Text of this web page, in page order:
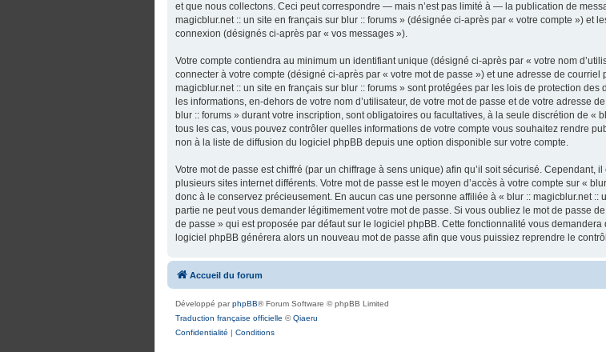
et que nous collectons. Ceci peut correspondre — mais n’est pas limité à — la publication de
magicblur.net :: un site en français sur blur :: forums » (désignée ci-après par « votre compte ») et
connexion (désignés ci-après par « vos messages »).
Votre compte contiendra au minimum un identifiant unique (désigné ci-après par « votre nom
connecter à votre compte (désigné ci-après par « votre mot de passe ») et une adresse de
magicblur.net :: un site en français sur blur :: forums » sont protégées par les lois de protection
les informations, en-dehors de votre nom d’utilisateur, de votre mot de passe et de votre adresse
blur :: forums » durant votre inscription, sont obligatoires ou facultatives, à la seule discrétion de «
tous les cas, vous pouvez contrôler quelles informations de votre compte vous souhaitez rendre
non à la liste de diffusion du logiciel phpBB depuis une option disponible sur votre compte.
Votre mot de passe est chiffré (par un chiffrage à sens unique) afin qu’il soit sécurisé. Cependant,
plusieurs sites internet différents. Votre mot de passe est le moyen d’accès à votre compte sur «
donc à le conservez précieusement. En aucun cas une personne affiliée à « blur :: magicblur.net ::
partie ne peut vous demander légitimement votre mot de passe. Si vous oubliez le mot de passe
de passe » qui est proposée par défaut sur le logiciel phpBB. Cette fonctionnalité vous
logiciel phpBB générera alors un nouveau mot de passe afin que vous puissiez reprendre le
Accueil du forum
Développé parphpBB® Forum Software © phpBB Limited
Traduction française officielle ©Qiaeru
Confidentialité | Conditions